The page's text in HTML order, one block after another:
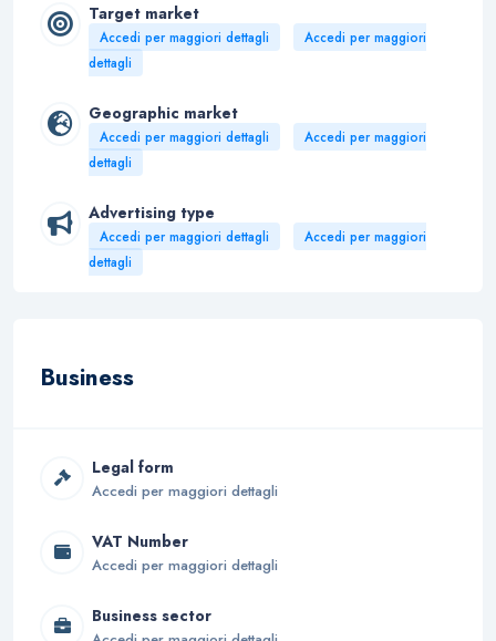
Target market
Accedi per maggiori dettagli
Accedi per maggiori
dettagli
Geographic market
Accedi per maggiori dettagli
Accedi per maggiori
dettagli
Advertising type
Accedi per maggiori dettagli
Accedi per maggiori
dettagli
Business
Legal form
Accedi per maggiori dettagli
VAT Number
Accedi per maggiori dettagli
Business sector